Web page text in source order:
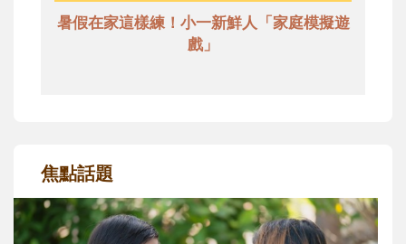
暑假在家這樣練！小一新鮮人「家庭模擬遊
戲」
焦點話題